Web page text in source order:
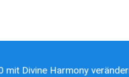
Harmony verändern